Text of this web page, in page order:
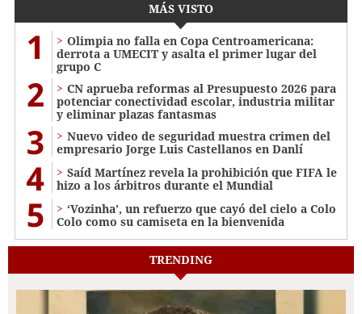
MÁS VISTO
1
Olimpia no falla en Copa Centroamericana:
derrota a UMECIT y asalta el primer lugar del
grupo C
2
CN aprueba reformas al Presupuesto 2026 para
potenciar conectividad escolar, industria militar
y eliminar plazas fantasmas
3
Nuevo video de seguridad muestra crimen del
empresario Jorge Luis Castellanos en Danlí
4
Saíd Martínez revela la prohibición que FIFA le
hizo a los árbitros durante el Mundial
5
‘Vozinha’, un refuerzo que cayó del cielo a Colo
Colo como su camiseta en la bienvenida
TRENDING